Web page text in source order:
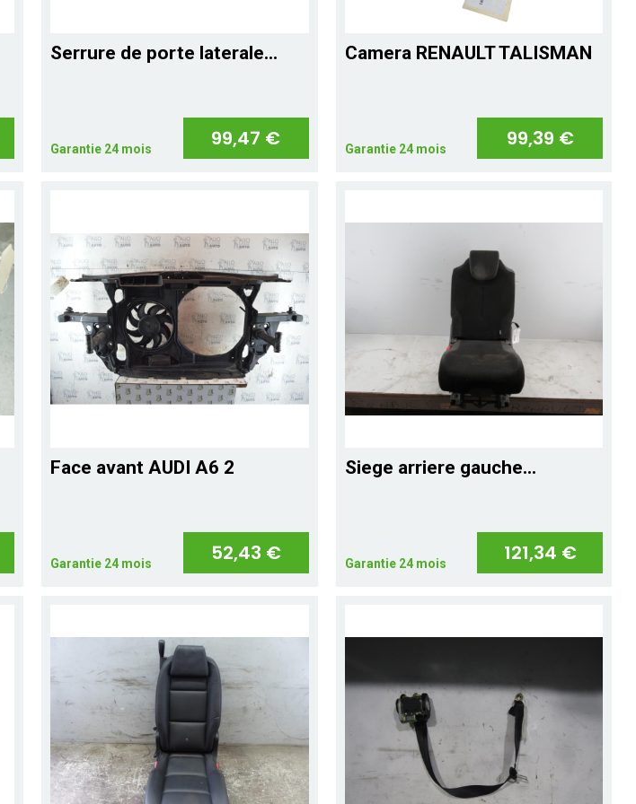
Serrure de porte laterale...
Garantie 24 mois 99,47 €
Camera RENAULT TALISMAN
Garantie 24 mois 99,39 €
Face avant AUDI A6 2
Garantie 24 mois 52,43 €
Siege arriere gauche...
Garantie 24 mois 121,34 €